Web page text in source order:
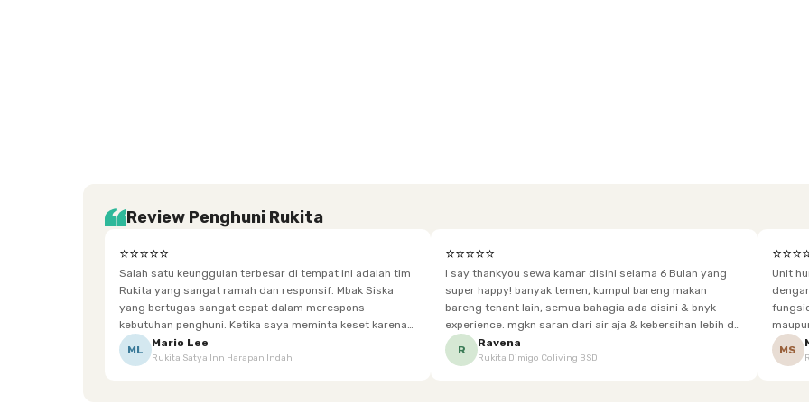
Review Penghuni Rukita
⭐⭐⭐⭐⭐
Salah satu keunggulan terbesar di tempat ini adalah tim
Rukita yang sangat ramah dan responsif. Mbak Siska
yang bertugas sangat cepat dalam merespons
kebutuhan penghuni. Ketika saya meminta keset karena
sempat terpeleset, permintaan tersebut langsung
dipenuhi dengan cepat. Terima kasih Mbak Siska.
ML
Mario Lee
Rukita Satya Inn Harapan Indah
⭐⭐⭐⭐⭐
I say thankyou sewa kamar disini selama 6 Bulan yang
super happy! banyak temen, kumpul bareng makan
bareng tenant lain, semua bahagia ada disini & bnyk
experience. mgkn saran dari air aja & kebersihan lebih di
tingkatkan lagi. but, I love Rukita
R
Ravena
Rukita Dimigo Coliving BSD
Unit
dengan baik. Desain kamar modern,
fungsional, sehingga cocok untuk
maupun panjang.
sesuai dengan
MS